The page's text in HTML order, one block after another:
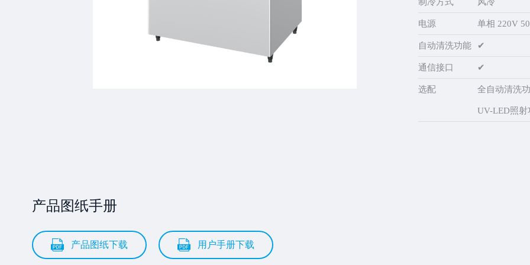
电源 单相 220V
自动清洗功能 ✔
通信接口 ✔
选配 全自动清洗
UV-LED照射
产品图纸手册
产品图纸下载 用户手册下载